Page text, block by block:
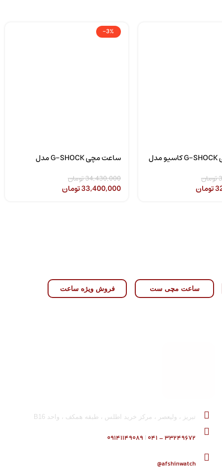
ساعت مچی G-SHOCK کاسیو مدل
تومان
تومان
-3%
ساعت مچی G-SHOCK مدل
34,430,000تومان
33,400,000تومان
ساعت مچی ست فروش ویژه ساعت
تبریز ، ولیعصر ، مرکز خرید اطلس ، طبقه همکف ، واحد B16
۳۳۲۴۹۶۷۲ – ۰۴۱ | ۰۹۱۴۱۱۴۹۰۸۹
afshinwatch@